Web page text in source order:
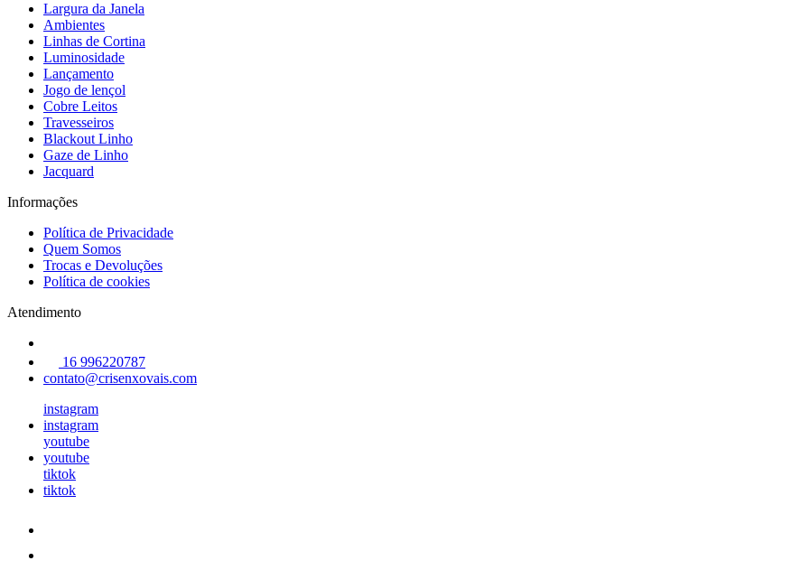
Largura da Janela
Ambientes
Linhas de Cortina
Luminosidade
Lançamento
Jogo de lençol
Cobre Leitos
Travesseiros
Blackout Linho
Gaze de Linho
Jacquard
Informações
Política de Privacidade
Quem Somos
Trocas e Devoluções
Política de cookies
Atendimento
16 996220787
contato@crisenxovais.com
instagram
instagram
youtube
youtube
tiktok
tiktok